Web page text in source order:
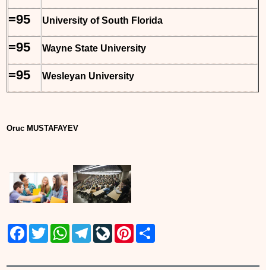
=95 University of South Florida
=95 Wayne State University
=95 Wesleyan University
Oruc MUSTAFAYEV
FacebookTwitter WhatsAppTelegramLiveJournal
Pinterest